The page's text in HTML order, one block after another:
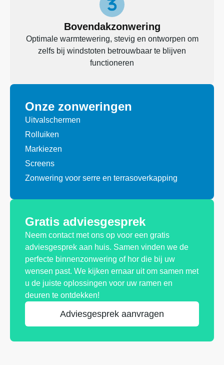
Bovendakzonwering
Optimale warmtewering, stevig en ontworpen om
zelfs bij windstoten betrouwbaar te blijven
functioneren
Onze zonweringen
Uitvalschermen
Rolluiken
Markiezen
Screens
Zonwering voor serre en terrasoverkapping
Gratis adviesgesprek
Neem contact met ons op voor een gratis
adviesgesprek aan huis. Samen vinden we de
perfecte binnenzonwering of hor die bij uw
wensen past. We kijken ernaar uit om samen met
u de juiste oplossingen voor uw ramen en
deuren te ontdekken!
Adviesgesprek aanvragen